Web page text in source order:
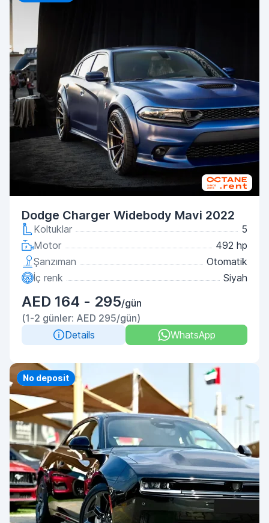
Dodge Charger Widebody Mavi 2022
Koltuklar
5
Motor
492 hp
Şanzıman
Otomatik
İç renk
Siyah
AED 164 - 295/gün
(1-2 günler: AED 295/gün)
Details
WhatsApp
Priority
No deposit